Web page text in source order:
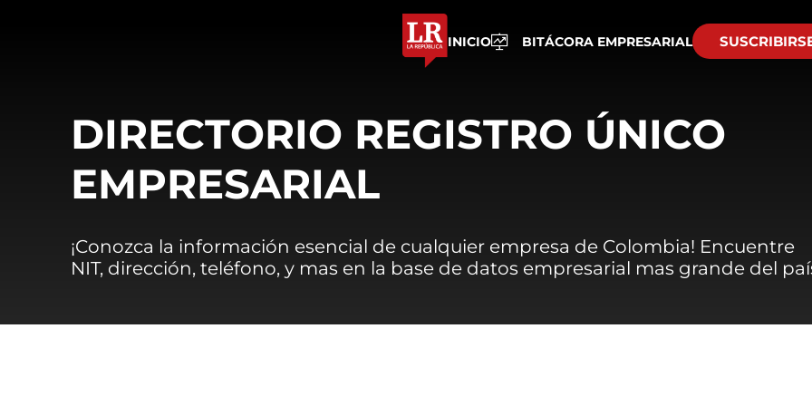
INICIO BITÁCORA EMPRESARIAL
DIRECTORIO REGISTRO ÚNICO
EMPRESARIAL
¡Conozca la información esencial de cualquier empresa de Colombia! Encuentre
NIT, dirección, teléfono, y mas en la base de datos empresarial mas grande del